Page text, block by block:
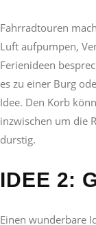
Fahrradtouren
Luft aufpumpen,
Ferienideen
es zu einer Burg
Idee. Den Korb
inzwischen um die
durstig.
IDEE 2:
Einen wunderbare